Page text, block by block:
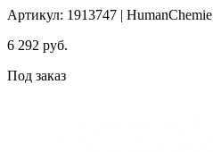
Артикул: 1913747 | HumanChemie
6 292 руб.
Под заказ